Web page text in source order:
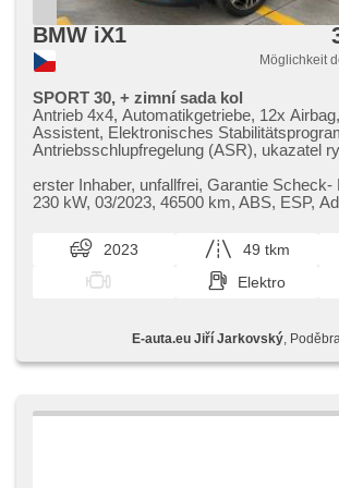
BMW iX1
Möglichkeit
SPORT 30, + zimní sada kol
Antrieb 4x4, Automatikgetriebe, 12x
Assistent, Elektronisches
Antriebsschlupfregelung (ASR), ukazatel
koloně, automatisch im Berg bremsen ,
Steifheitsregelung, adaptivní regulace
mit Zeitvorwärmer, Adaptive
Tempomat, LED adaptivní světlomety,
automatické přepínání dálkových světel,
'EURO VI', Bordcomputer, dotykové
parkovací senzory zadní, 360°
Parkassistent, Fahrkamera,
Multifunktionslenkrad, beheizte Lenkrad,
erster Inhaber,​ unfallfrei,​ Garantie Scheck​-
230 kW,​ 03/2023,​ 46500 km,​ ABS,​ ESP,​ Adaptivní M
2023 49 tkm
Elektro
E-auta.eu Jiří Jarkovský ,